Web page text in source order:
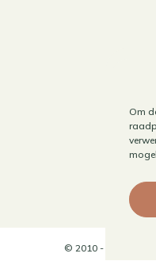
Om
© 2010 - 2026